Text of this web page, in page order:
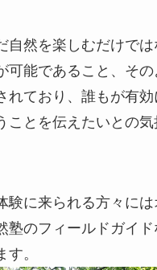
自然を楽しむだけでは
可能であること、その
れており、誰もが有効
ことを伝えたいとの気
験に来られる方々には
塾のフィールドガイド
。